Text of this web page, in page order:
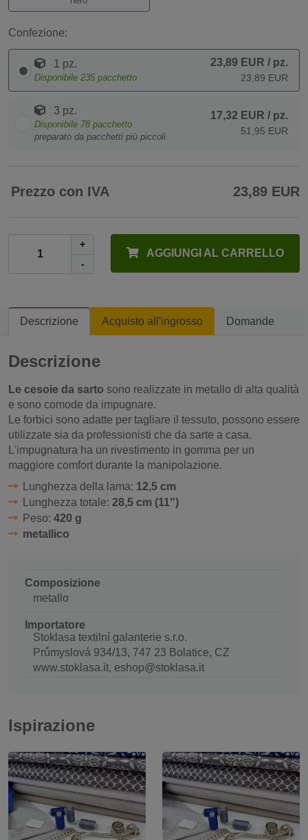
Confezione:
1 pz.
Disponibile 235 pacchetto
23,89 EUR / pz.
23,89 EUR
3 pz.
Disponibile 78 pacchetto
preparato da pacchetti più piccoli
17,32 EUR / pz.
51,95 EUR
Prezzo con IVA 23,89 EUR
+
-
AGGIUNGI AL CARRELLO
Descrizione Acquisto all'ingrosso Domande
Descrizione
Le cesoie da sarto sono realizzate in metallo di alta qualità
e sono comode da impugnare.
Le forbici sono adatte per tagliare il tessuto, possono essere
utilizzate sia da professionisti che da sarte a casa.
L'impugnatura ha un rivestimento in gomma per un
maggiore comfort durante la manipolazione.
Lunghezza della lama: 12,5 cm
Lunghezza totale: 28,5 cm (11")
Peso: 420 g
metallico
Composizione
metallo
Importatore
Stoklasa textilní galanterie s.r.o.
Průmyslová 934/13, 747 23 Bolatice, CZ
www.stoklasa.it, eshop@stoklasa.it
Ispirazione